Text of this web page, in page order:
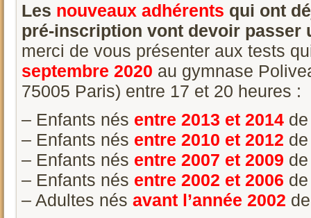
Les nouveaux adhérents qui ont
pré-inscription vont devoir passer
merci de vous présenter aux tests
septembre 2020 au gymnase
75005 Paris) entre 17 et 20 heures :
– Enfants nés entre 2013 et 2014
– Enfants nés entre 2010 et 2012
– Enfants nés entre 2007 et 2009
– Enfants nés entre 2002 et 2006
– Adultes nés avant l’année 2002